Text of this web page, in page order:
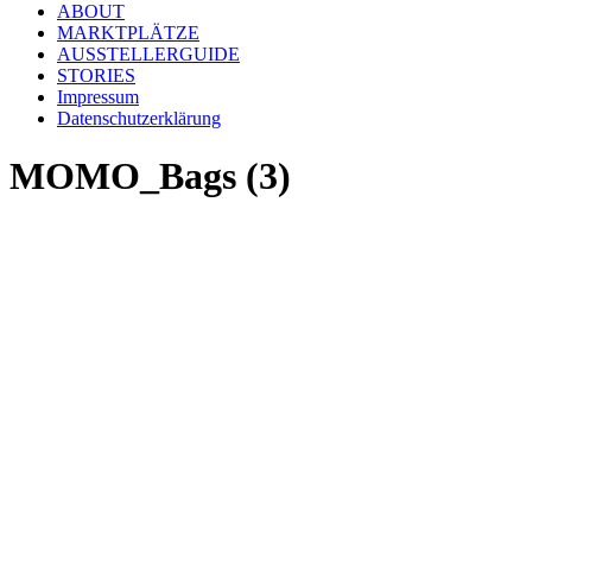
ABOUT
MARKTPLÄTZE
AUSSTELLERGUIDE
STORIES
Impressum
Datenschutzerklärung
MOMO_Bags (3)